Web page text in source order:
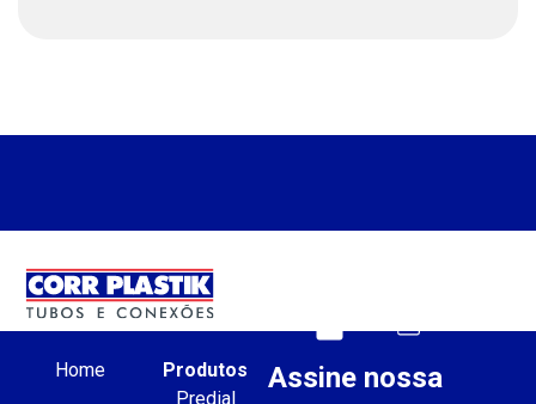
Home
Produtos
Predial
Assine nossa